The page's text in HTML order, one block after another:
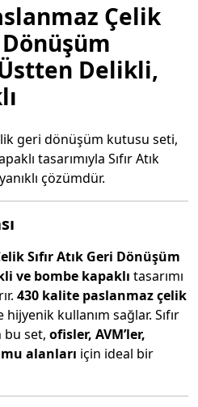
Çelik
Dönüşüm
Delikli,
geri dönüşüm kutusu seti,
tasarımıyla Sıfır Atık
çözümdür.
Sıfır Atık Geri Dönüşüm
ve bombe kapaklı tasarımı
430 kalite paslanmaz çelik
kullanım sağlar. Sıfır
bu set, ofisler, AVM’ler,
alanları için ideal bir